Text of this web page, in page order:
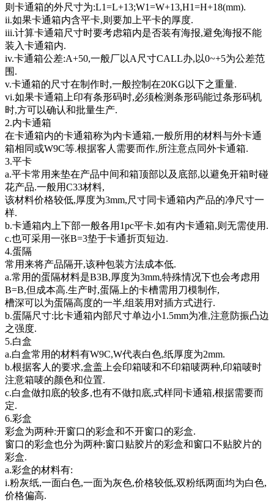
则卡通箱的外尺寸为:L1=L+13;W1=W+13,H1=H+18(mm).
ii.如果卡通箱内含平卡,则要加上平卡的厚度.
iii.计算卡通箱尺寸时要考虑箱内是否装有海报,避免海报不能
装入卡通箱内.
iv.卡通箱公差:A+50,一般厂以A尺寸CALL办,以0~+5为公差范
围.
v.卡通箱的尺寸在制作时,一般控制在20KG以下之重量.
vi.如果卡通箱上印有条形码时,必须检测条形码能过条形码机
时,方可以确认和批量生产.
2.内卡通箱
在卡通箱内的卡通箱称为内卡通箱,一般所用的材料与外卡通
箱相同或W9C等.根据客人需要而作,所注意点同外卡通箱.
3.平卡
a.平卡常用来垫在产品中间和箱顶部以及底部,以避免开箱时碰
花产品.一般用C33材料,
该材料价格较低,厚度为3mm,尺寸同卡通箱内产品的净尺寸一
样.
b.卡通箱内上下部一般各用1pc平卡.如有内卡通箱,则无需使用.
c.也可采用一张B=3垫于卡通折页短边.
4.蛋隔
常用来将产品隔开,该种包装方法成本低.
a.常用的蛋隔材料是B3B,厚度为3mm,特殊情况下也会考虑用
B=B,但成本高.生产时,蛋隔上的卡槽需用刀模制作,
槽深可以为蛋隔高度的一半,组装用对插方式进行.
b.蛋隔尺寸:比卡通箱内部尺寸单边小1.5mm为准,注意防振凸边
之强度.
5.白盒
a.白盒常用的材料有W9C,W代表白色,纸厚度为2mm.
b.根据客人的要求,盒盖上会印箱唛和不印箱唛两种,印箱唛时
注意箱唛的颜色和位置.
c.白盒做扣底的较多,也有不做扣底,式样同卡通箱,根据需要而
定.
6.彩盒
彩盒为两种:开窗口的彩盒和不开窗口的彩盒.
窗口的彩盒也分为两种:窗口贴胶片的彩盒和窗口不贴胶片的
彩盒.
a.彩盒的材料有:
i.粉灰纸,一面白色,一面为灰色,价格较低,双粉纸两面均为白色,
价格偏高.